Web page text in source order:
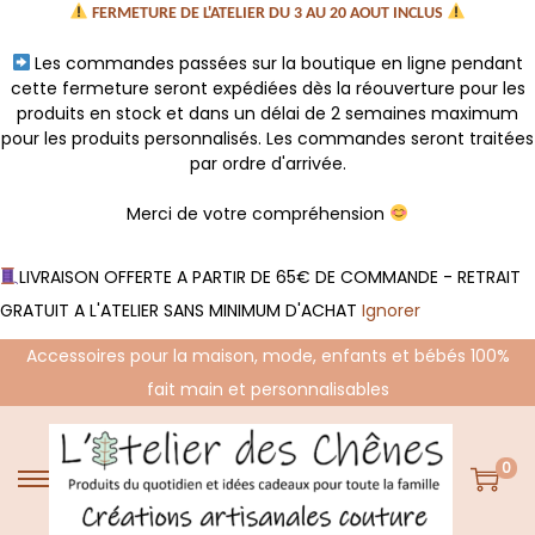
FERMETURE DE L'ATELIER DU 3 AU 20 AOUT INCLUS
Les commandes passées sur la boutique en ligne pendant
cette fermeture seront expédiées dès la réouverture pour les
produits en stock et dans un délai de 2 semaines maximum
pour les produits personnalisés. Les commandes seront traitées
par ordre d'arrivée.
Merci de votre compréhension
LIVRAISON OFFERTE A PARTIR DE 65€ DE COMMANDE - RETRAIT
GRATUIT A L'ATELIER SANS MINIMUM D'ACHAT Ignorer
Accessoires pour la maison, mode, enfants et bébés 100%
fait main et personnalisables
P
a
P
a
0